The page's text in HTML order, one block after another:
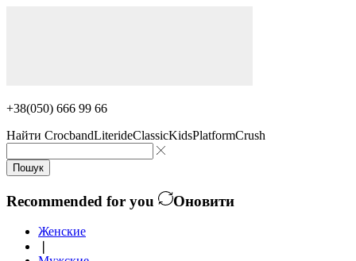
+38(050) 666 99 66
Найти CrocbandLiterideClassicKidsPlatformCrush
Пошук
Recommended for you Оновити
Женские